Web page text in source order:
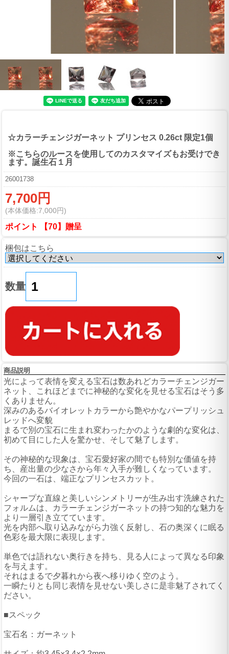
☆カラーチェンジガーネット プリンセス 0.26ct 限定1個
※こちらのルースを使用してのカスタマイズもお受けでき
ます。誕生石１月
26001738
7,700円
(本体価格:7,000円)
ポイント 【70】贈呈
梱包はこちら
数量
商品説明
光によって表情を変える宝石は数あれどカラーチェンジガー
ネット、これほどまでに神秘的な変化を見せる宝石はそう多
くありません。
深みのあるバイオレットカラーから艶やかなパープリッシュ
レッドへ変貌
まるで別の宝石に生まれ変わったかのような劇的な変化は、
初めて目にした人を驚かせ、そして魅了します。
その神秘的な現象は、宝石愛好家の間でも特別な価値を持
ち、産出量の少なさから年々入手が難しくなっています。
今回の一石は、端正なプリンセスカット。
シャープな直線と美しいシンメトリーが生み出す洗練された
フォルムは、カラーチェンジガーネットの持つ知的な魅力を
より一層引き立てています。
光を内部へ取り込みながら力強く反射し、石の奥深くに眠る
色彩を最大限に表現します。
単色では語れない奥行きを持ち、見る人によって異なる印象
を与えます。
それはまるで夕暮れから夜へ移りゆく空のよう。
一瞬たりとも同じ表情を見せない美しさに是非魅了されてく
ださい。
■スペック
宝石名：ガーネット